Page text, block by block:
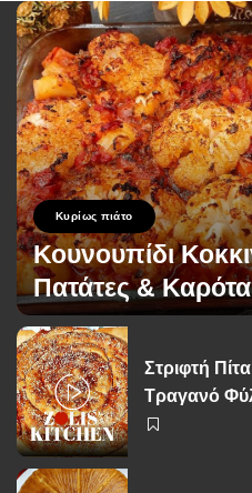
Κυρίως πιάτο
Κουνουπίδι
Πατάτες & Καρότα
Posted
by
George Zolis 2 Ιουνίου 2026
Στριφτή
Τραγανό